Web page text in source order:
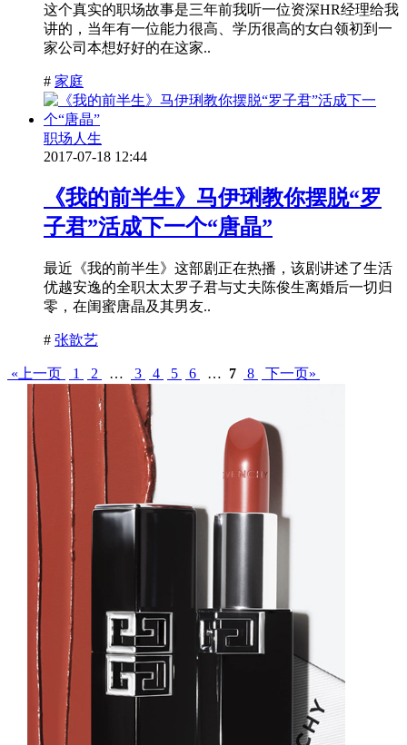
这个真实的职场故事是三年前我听一位资深HR经理给我
讲的，当年有一位能力很高、学历很高的女白领初到一
家公司本想好好的在这家..
# 家庭
职场人生
2017-07-18 12:44
《我的前半生》马伊琍教你摆脱“罗
子君”活成下一个“唐晶”
最近《我的前半生》这部剧正在热播，该剧讲述了生活
优越安逸的全职太太罗子君与丈夫陈俊生离婚后一切归
零，在闺蜜唐晶及其男友..
# 张歆艺
«上一页 1 2 … 3 4 5 6 … 7 8 下一页»